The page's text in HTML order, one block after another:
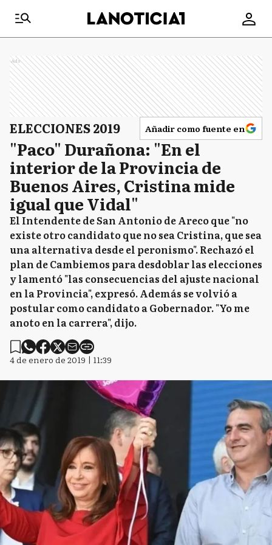
Ads
ELECCIONES 2019 Añadir como fuente en
"Paco" Durañona: "En el
interior de la Provincia de
Buenos Aires, Cristina mide
igual que Vidal"
El Intendente de San Antonio de Areco que "no
existe otro candidato que no sea Cristina, que sea
una alternativa desde el peronismo". Rechazó el
plan de Cambiemos para desdoblar las elecciones
y lamentó "las consecuencias del ajuste nacional
en la Provincia", expresó. Además se volvió a
postular como candidato a Gobernador. "Yo me
anoto en la carrera", dijo.
4 de enero de 2019 | 11:39